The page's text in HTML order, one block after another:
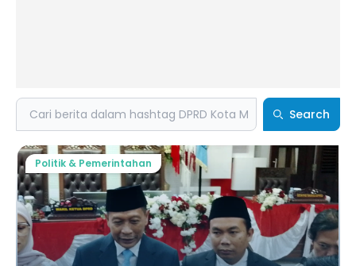
Search Search
Politik & Pemerintahan